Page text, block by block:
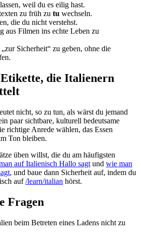
weil du es eilig hast.
zu früh zu tu wechseln.
die du nicht verstehst.
aus Filmen ins echte Leben zu
Sicherheit“ zu geben, ohne die
die Italienern
nicht, so zu tun, als wärst du jemand
paar sichtbare, kulturell bedeutsame
richtige Anrede wählen, das Essen
Ton bleiben.
üben willst, die du am häufigsten
auf Italienisch Hallo sagt und wie man
, und baue dann Sicherheit auf, indem du
auf/learn/italian hörst.
Fragen
beim Betreten eines Ladens nicht zu